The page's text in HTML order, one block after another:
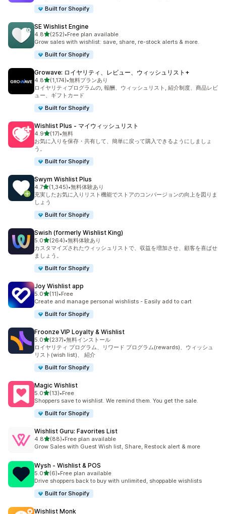
Built for Shopify
SE Wishlist Engine
4.85つ星中
(252)
合計レビュー数：252件
•Free plan available
Grow sales with wishlist: save, share, re-stock alerts & more.
Built for Shopify
Growave: ロイヤリティ、レビュー、ウィッシュリスト+
4.85つ星中
(1,174)
合計レビュー数：1174件
•無料プランあり
ロイヤリティプログラムの, 報酬、ウィッシュリスト, 紹介制度、商品レビ
ュー、ギフトカード
Built for Shopify
Wishlist Plus ‑ マイウィッシュリスト
4.95つ星中
(17)
合計レビュー数：17件
•無料
お気に入りを保存・共有して、簡単に戻って購入できるようにしましょ
う。
Built for Shopify
Swym Wishlist Plus
4.75つ星中
(1,345)
合計レビュー数：1345件
•無料体験あり
充実したお気に入りリスト機能でストアのコンバージョンの向上を図りま
しょう
Built for Shopify
Swish (formerly Wishlist King)
5.05つ星中
(264)
合計レビュー数：264件
•無料体験あり
カスタマイズされたウィッシュリストで、収益を増加させ、顧客を喜ばせ
ましょう。
Built for Shopify
Joy Wishlist app
5.05つ星中
(11)
合計レビュー数：11件
•Free
Create and manage personal wishlists - Easily add to cart
Built for Shopify
Froonze VIP Loyalty & Wishlist
5.05つ星中
(237)
合計レビュー数：237件
•無料インストール
ロイヤリティ プログラム、リワード プログラム(rewards)、ウィッシュ
リスト(wish list)、 紹介
Built for Shopify
Magic Wishlist
5.05つ星中
(13)
合計レビュー数：13件
•Free
Shoppers save to wishlist. We remind them. You get the sale.
Built for Shopify
Wishlist Guru: Favorites List
4.85つ星中
(88)
合計レビュー数：88件
•Free plan available
Grow Sales with Guest Wish list, Share, Restock alert & more
Wysh ‑ Wishlist & POS
5.05つ星中
(6)
合計レビュー数：6件
•Free plan available
Drive shoppers back to buy with unlimited, shoppable wishlists
Built for Shopify
Wishlist Monk